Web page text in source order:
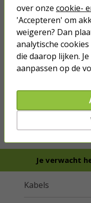
we hebben
Je verwacht
Kabels
over onze cookie-
'Accepteren' om
weigeren? Dan
analytische
die daarop lijken.
aanpassen op de